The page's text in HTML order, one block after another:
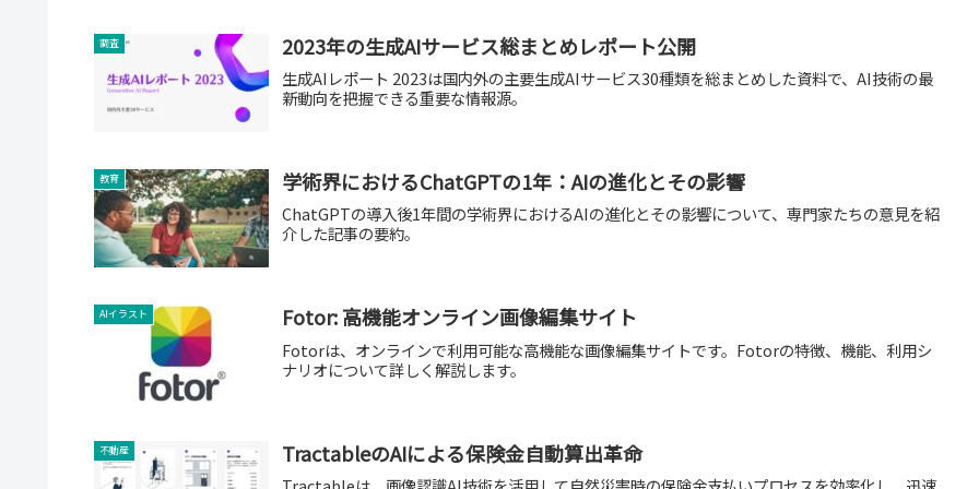
調査 2023年の生成AIサービス総まとめレポート公開
生成AIレポート 2023は国内外の主要生成AIサービス30種類を総まとめした資料で、AI技術の最
新動向を把握できる重要な情報源。
教育 学術界におけるChatGPTの1年：AIの進化とその影響
ChatGPTの導入後1年間の学術界におけるAIの進化とその影響について、専門家たちの意見を紹
介した記事の要約。
AIイラスト Fotor: 高機能オンライン画像編集サイト
Fotorは、オンラインで利用可能な高機能な画像編集サイトです。Fotorの特徴、機能、利用シ
ナリオについて詳しく解説します。
不動産 TractableのAIによる保険金自動算出革命